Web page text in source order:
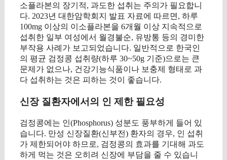
소플라본의 장기적, 과도한 섭취는 주의가 필요합니
다. 2023년 대한암학회지 발표 자료에 따르면, 하루
100mg 이상의 이소플라본을 6개월 이상 지속적으로
섭취한 일부 여성에서 월경불순, 유방통 등의 경미한
부작용 사례가 보고되었습니다. 일반적으로 한국인
의 평균 검정콩 섭취량(하루 30~50g 기준)으로는 큰
문제가 없으나, 건강기능식품이나 보충제 형태로 과
다 섭취하는 것은 피하는 것이 좋습니다.
신장 질환자에서의 인 제한 필요성
검정콩에는 인(Phosphorus) 성분도 풍부하게 들어 있
습니다. 만성 신장질환(신부전) 환자의 경우, 인 섭취
가 제한되어야 하므로, 검정콩의 효과를 기대해 과도
하게 먹는 것은 오히려 신장에 부담을 줄 수 있습니